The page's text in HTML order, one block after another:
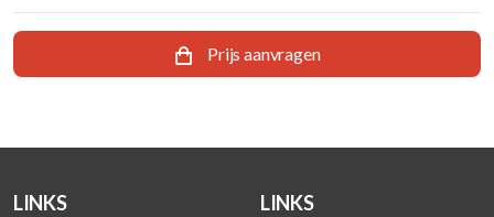
Prijs aanvragen
LINKS LINKS